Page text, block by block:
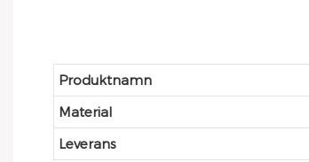
Produktnamn
Material
Leverans